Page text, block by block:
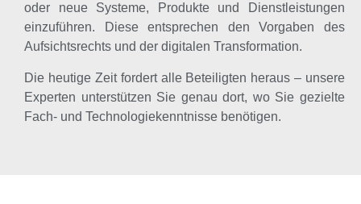
oder neue Systeme, Produkte und Dienstleistungen
einzuführen. Diese entsprechen den Vorgaben des
Aufsichtsrechts und der digitalen Transformation.
Die heutige Zeit fordert alle Beteiligten heraus – unsere
Experten unterstützen Sie genau dort, wo Sie gezielte
Fach- und Technologiekenntnisse benötigen.